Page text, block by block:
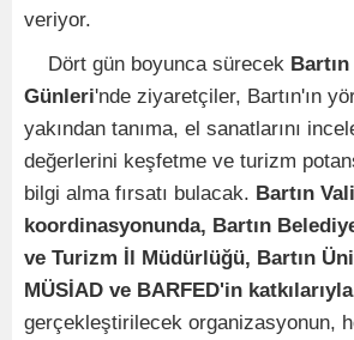
veriyor.
Dört gün boyunca sürecek Bartın
Günleri'nde ziyaretçiler, Bartın'ın
yakından tanıma, el sanatlarını
değerlerini keşfetme ve turizm
bilgi alma fırsatı bulacak. Bartın
koordinasyonunda, Bartın
ve Turizm İl Müdürlüğü, Bartın
MÜSİAD ve BARFED'in katkılarıyla
gerçekleştirilecek organizasyonun,